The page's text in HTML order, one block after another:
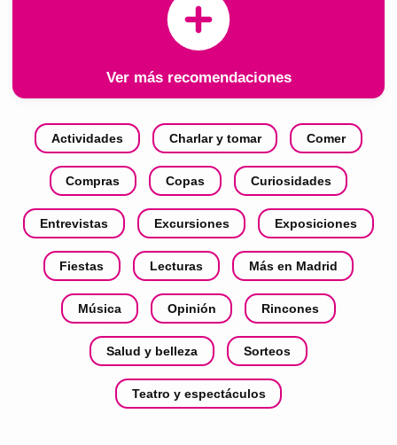
Ver más recomendaciones
Actividades Charlar y tomar Comer
Compras Copas Curiosidades
Entrevistas Excursiones Exposiciones
Fiestas Lecturas Más en Madrid
Música Opinión Rincones
Salud y belleza Sorteos
Teatro y espectáculos